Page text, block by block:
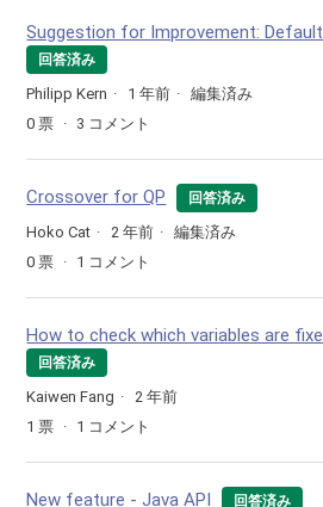
Suggestion for Improvement:
回答済み
Philipp Kern 1 年前
編集済み
0 票 3 コメント
Crossover for QP 回答済み
Hoko Cat 2 年前
編集済み
0 票 1 コメント
How to check which variables are
回答済み
Kaiwen Fang
2 年前
1 票 1 コメント
New feature - Java API 回答済み